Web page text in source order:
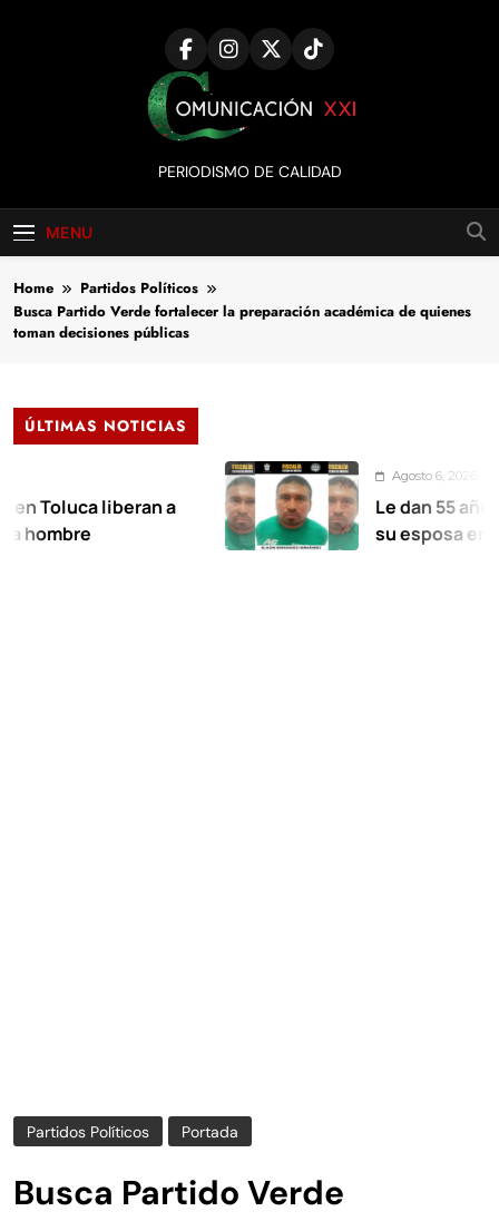
Comunicación
XXI
PERIODISMO DE CALIDAD
MENU
Home
Partidos Políticos
Busca Partido Verde fortalecer la preparación académica de quienes
toman decisiones públicas
ÚLTIMAS NOTICIAS
liberan a
Agosto 6, 2026
Le dan 55 años de
su esposa en
Partidos Políticos Portada
Busca Partido Verde